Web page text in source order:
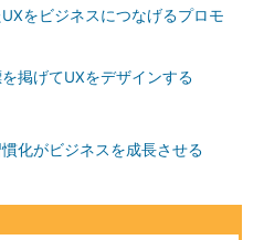
をビジネスにつなげるプロモ
掲げてUXをデザインする
化がビジネスを成長させる